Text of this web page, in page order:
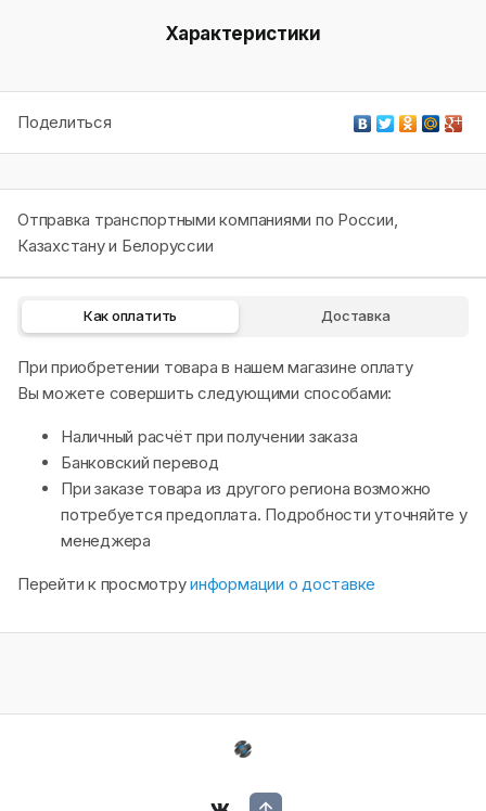
Характеристики
Поделиться
Отправка транспортными компаниями по России,
Казахстану и Белоруссии
Как оплатить Доставка
При приобретении товара в нашем магазине оплату
Вы можете совершить следующими способами:
Наличный расчёт при получении заказа
Банковский перевод
При заказе товара из другого региона возможно
потребуется предоплата. Подробности уточняйте у
менеджера
Перейти к просмотруинформации о доставке